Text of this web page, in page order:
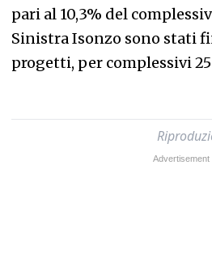
pari al 10,3% del
Sinistra Isonzo sono stati
progetti, per complessivi